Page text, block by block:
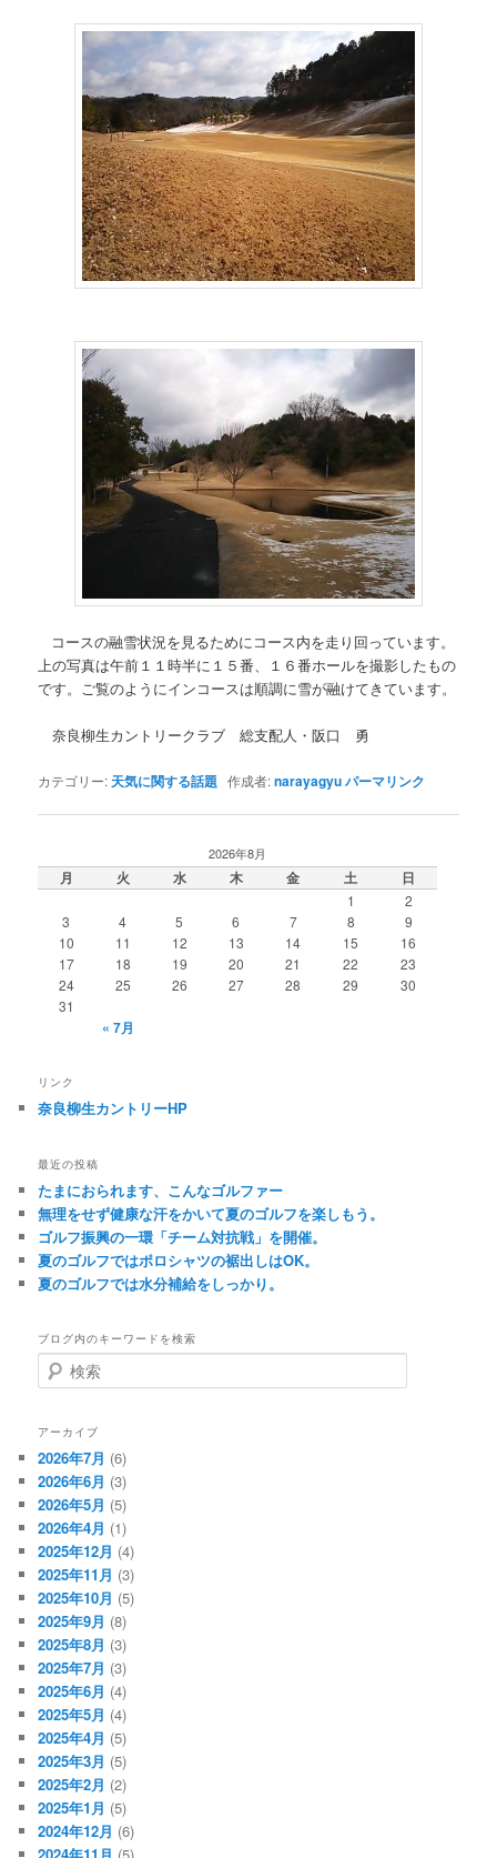
コースの融雪状況を見るためにコース内を走り回っています。
上の写真は午前１１時半に１５番、１６番ホールを撮影したもの
です。ご覧のようにインコースは順調に雪が融けてきています。
奈良柳生カントリークラブ 総支配人・阪口 勇
カテゴリー: 天気に関する話題 作成者:narayagyuパーマリンク
2026年8月
月 火 水 木 金 土 日
1
2
3
4 5 6 7 8
9
10
11 12 13 14 15
16
17
18 19 20 21 22
23
24
25 26 27 28 29
30
31
« 7月
リンク
奈良柳生カントリーHP
最近の投稿
たまにおられます、こんなゴルファー
無理をせず健康な汗をかいて夏のゴルフを楽しもう。
ゴルフ振興の一環「チーム対抗戦」を開催。
夏のゴルフではポロシャツの裾出しはOK。
夏のゴルフでは水分補給をしっかり。
ブログ内のキーワードを検索
検
索
アーカイブ
2026年7月 (6)
2026年6月 (3)
2026年5月 (5)
2026年4月 (1)
2025年12月 (4)
2025年11月 (3)
2025年10月 (5)
2025年9月 (8)
2025年8月 (3)
2025年7月 (3)
2025年6月 (4)
2025年5月 (4)
2025年4月 (5)
2025年3月 (5)
2025年2月 (2)
2025年1月 (5)
2024年12月 (6)